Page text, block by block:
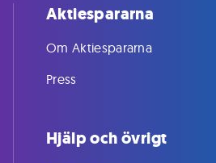
Aktiespararna
Om Aktiespararna
Press
Hjälp och övrigt